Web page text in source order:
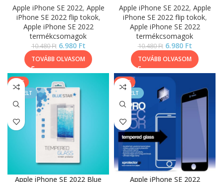
Apple iPhone SE 2022, Apple
iPhone SE 2022 flip tokok,
Apple iPhone SE 2022
termékcsomagok
10.480Ft 6.980 Ft
TOVÁBB OLVASOM
Apple iPhone SE 2022, Apple
iPhone SE 2022 flip tokok,
Apple iPhone SE 2022
termékcsomagok
10.480Ft 6.980 Ft
TOVÁBB OLVASOM
SALE
KIEMELT
Apple iPhone SE 2022 Blue
SALE
KIEMELT
Apple iPhone SE 2022